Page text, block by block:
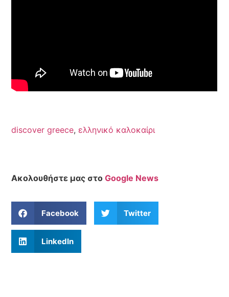
discover greece, ελληνικό καλοκαίρι
Ακολουθήστε μας στοGoogle News
Facebook Twitter
LinkedIn